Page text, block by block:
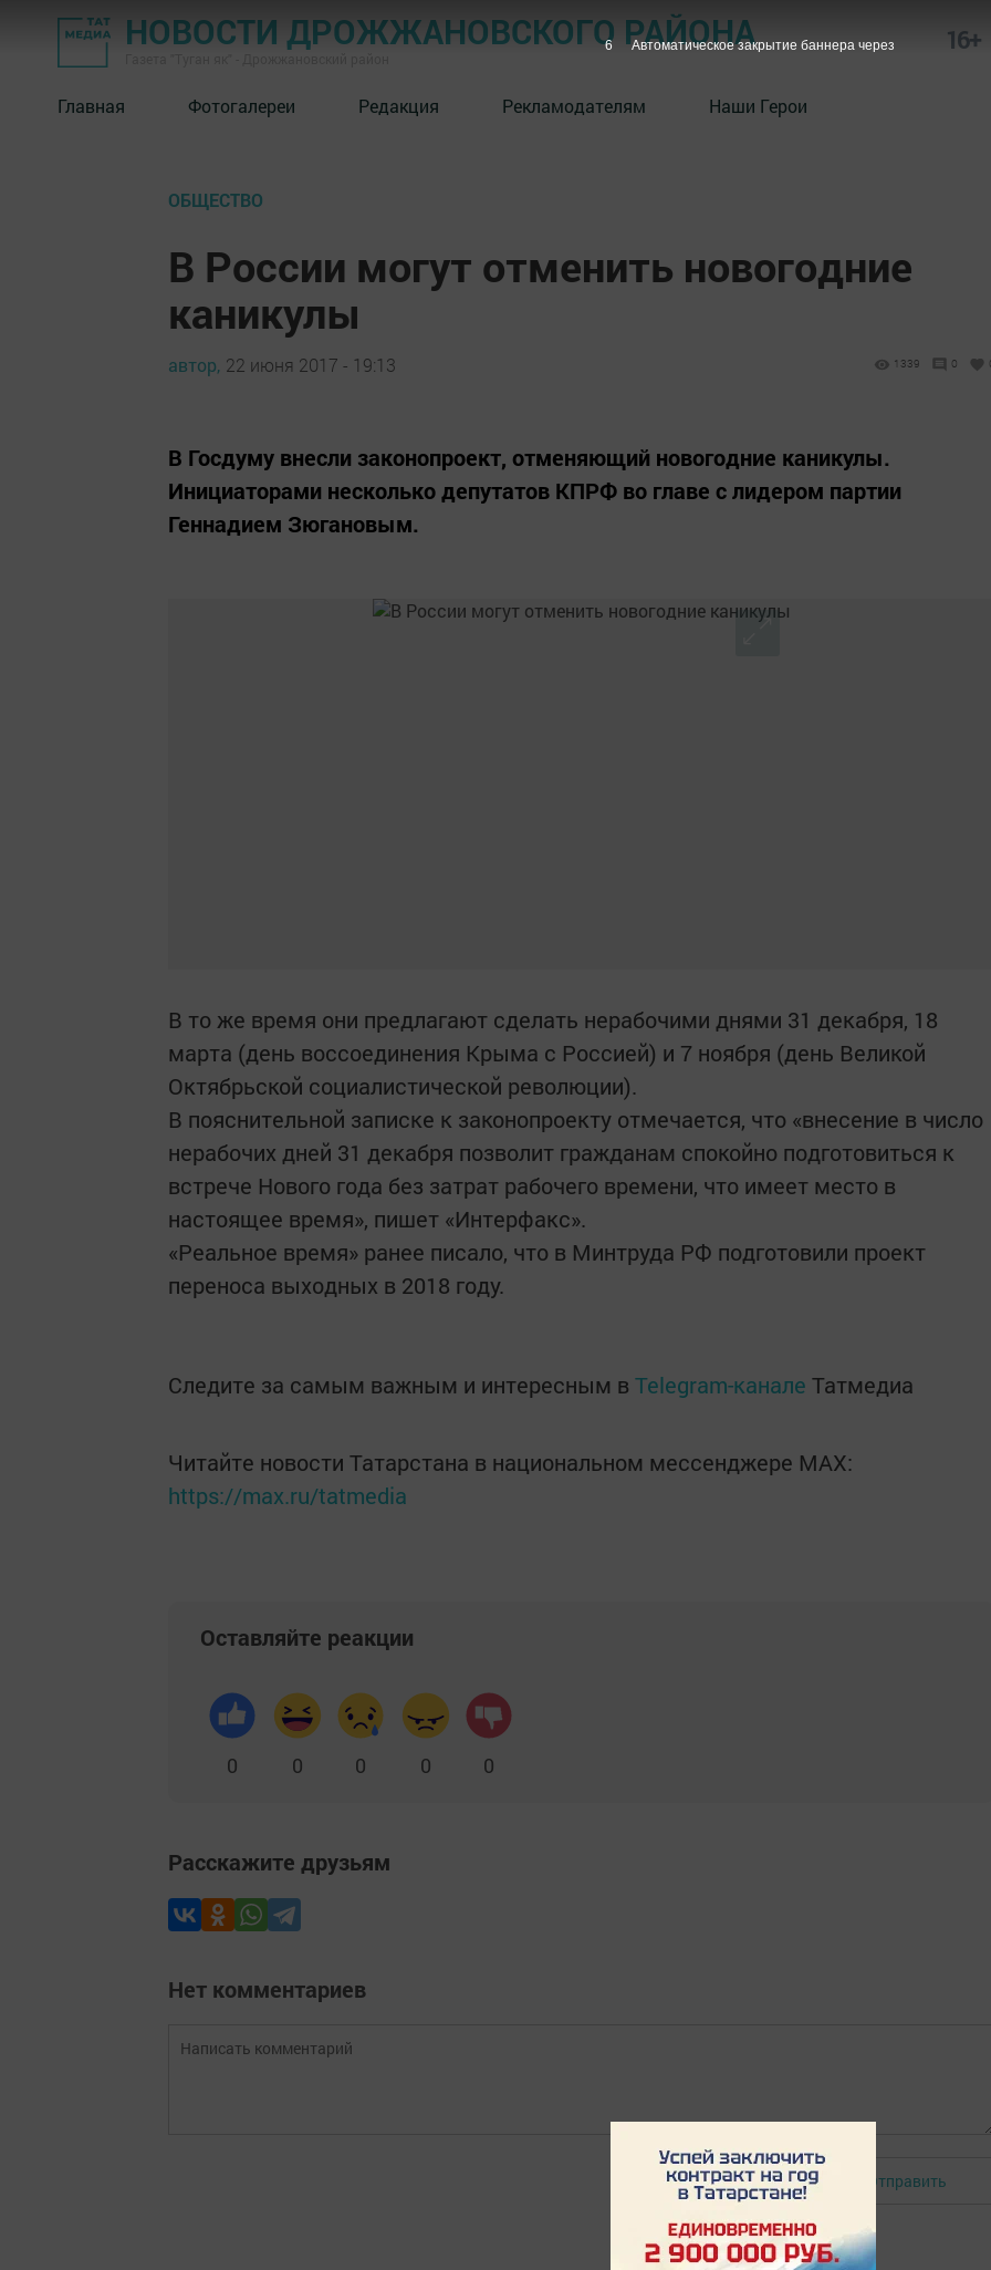
НОВОСТИ ДРОЖЖАНОВСКОГО РАЙОНА 16+
Главная Фотогалереи Редакция Рекламодателям Наши Герои
ОБЩЕСТВО
В России могут отменить новогодние
каникулы
автор, 22 июня 2017 - 19:13 1339 0
В Госдуму внесли законопроект, отменяющий новогодние каникулы.
Инициаторами несколько депутатов КПРФ во главе с лидером партии
Геннадием Зюгановым.
В то же время они предлагают сделать нерабочими днями 31 декабря, 18
марта (день воссоединения Крыма с Россией) и 7 ноября (день Великой
Октябрьской социалистической революции).
В пояснительной записке к законопроекту отмечается, что «внесение в число
нерабочих дней 31 декабря позволит гражданам спокойно подготовиться к
встрече Нового года без затрат рабочего времени, что имеет место в
настоящее время», пишет «Интерфакс».
«Реальное время» ранее писало, что в Минтруда РФ подготовили проект
переноса выходных в 2018 году.
Следите за самым важным и интересным в Telegram-канале Татмедиа
Читайте новости Татарстана в национальном мессенджере MАХ:
https://max.ru/tatmedia
Оставляйте реакции
0 0 0 0 0
Расскажите друзьям
Нет комментариев
Авторизоваться Отправить
5 Автоматическое закрытие баннера через